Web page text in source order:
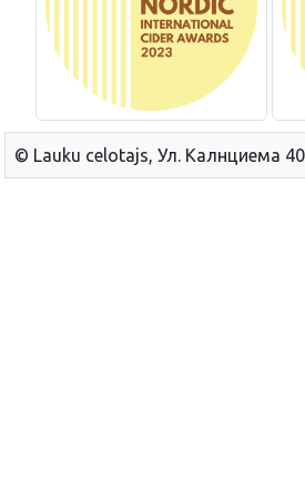
© Lauku сelotajs, Ул. Калнциема